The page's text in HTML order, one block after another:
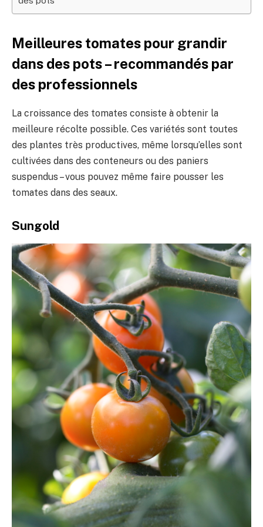
Meilleures tomates pour grandir
dans des pots – recommandés par
des professionnels
La croissance des tomates consiste à obtenir la
meilleure récolte possible. Ces variétés sont toutes
des plantes très productives, même lorsqu’elles sont
cultivées dans des conteneurs ou des paniers
suspendus – vous pouvez même faire pousser les
tomates dans des seaux.
Sungold